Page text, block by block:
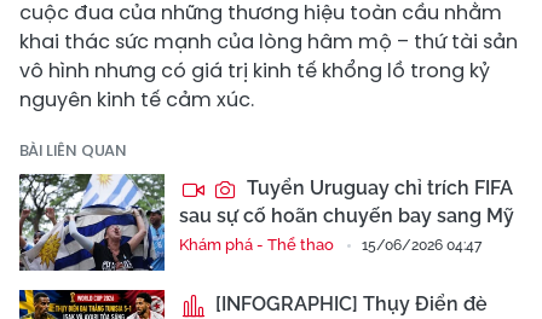
cuộc đua của những thương hiệu toàn cầu nhằm
khai thác sức mạnh của lòng hâm mộ – thứ tài sản
vô hình nhưng có giá trị kinh tế khổng lồ trong kỷ
nguyên kinh tế cảm xúc.
BÀI LIÊN QUAN
Tuyển Uruguay chỉ trích FIFA
sau sự cố hoãn chuyến bay sang Mỹ
Khám phá - Thể thao 15/06/2026 04:47
[INFOGRAPHIC] Thụy Điển đè